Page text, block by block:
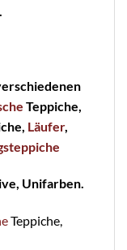
Teppiche,
Läufer,
Unifarben.
Teppiche,